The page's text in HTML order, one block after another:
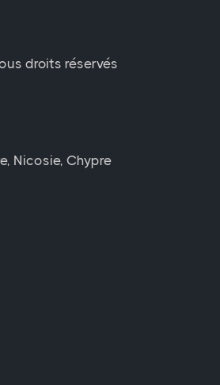
droits réservés
Nicosie, Chypre